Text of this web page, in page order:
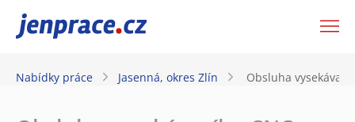
JenPráce.cz
Nabídky práce Jasenná, okres Zlín Obsluha